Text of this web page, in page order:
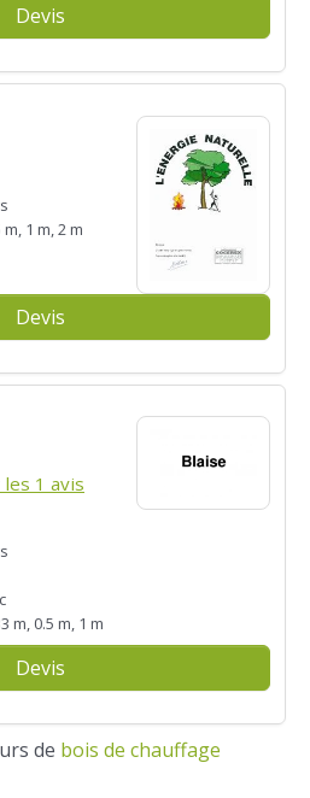
Devis
m, 1 m, 2 m
Devis
1 avis
m, 0.5 m, 1 m
Devis
de bois de chauffage